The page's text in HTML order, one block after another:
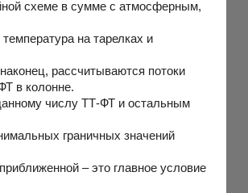
схеме в сумме с атмосферным,
на тарелках и
рассчитываются потоки
в колонне.
числу ТТ-ФТ и остальным
граничных значений
– это главное условие